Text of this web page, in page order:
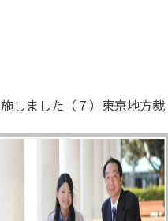
ました（７）――東京地方裁